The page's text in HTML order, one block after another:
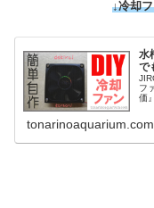
↓冷却
水
で
フ
価
tonarinoaquarium.com